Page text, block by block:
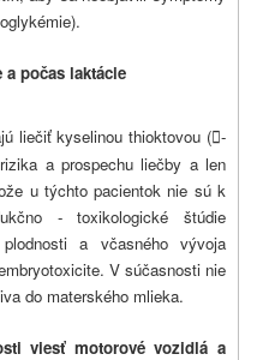
počas laktácie
liečiť kyselinou thioktovou (-
a prospechu liečby a len
u týchto pacientok nie sú k
- toxikologické štúdie
a včasného vývoja
V súčasnosti nie
do materského mlieka.
viesť motorové vozidlá a